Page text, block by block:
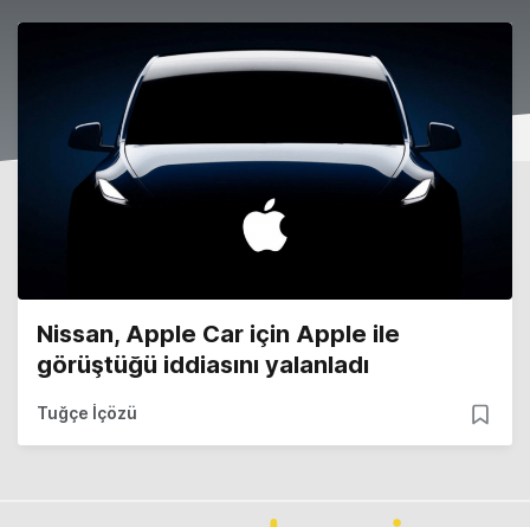
Nissan, Apple Car için Apple ile
görüştüğü iddiasını yalanladı
Tuğçe İçözü